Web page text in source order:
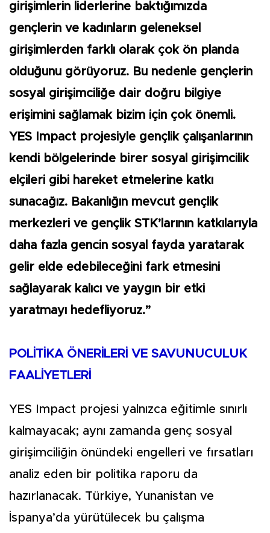
girişimlerin liderlerine baktığımızda
gençlerin ve kadınların geleneksel
girişimlerden farklı olarak çok ön planda
olduğunu görüyoruz. Bu nedenle gençlerin
sosyal girişimciliğe dair doğru bilgiye
erişimini sağlamak bizim için çok önemli.
YES Impact projesiyle gençlik çalışanlarının
kendi bölgelerinde birer sosyal girişimcilik
elçileri gibi hareket etmelerine katkı
sunacağız. Bakanlığın mevcut gençlik
merkezleri ve gençlik STK’larının katkılarıyla
daha fazla gencin sosyal fayda yaratarak
gelir elde edebileceğini fark etmesini
sağlayarak kalıcı ve yaygın bir etki
yaratmayı hedefliyoruz.”
POLİTİKA ÖNERİLERİ VE SAVUNUCULUK
FAALİYETLERİ
YES Impact projesi yalnızca eğitimle sınırlı
kalmayacak; aynı zamanda genç sosyal
girişimciliğin önündeki engelleri ve fırsatları
analiz eden bir politika raporu da
hazırlanacak. Türkiye, Yunanistan ve
İspanya’da yürütülecek bu çalışma